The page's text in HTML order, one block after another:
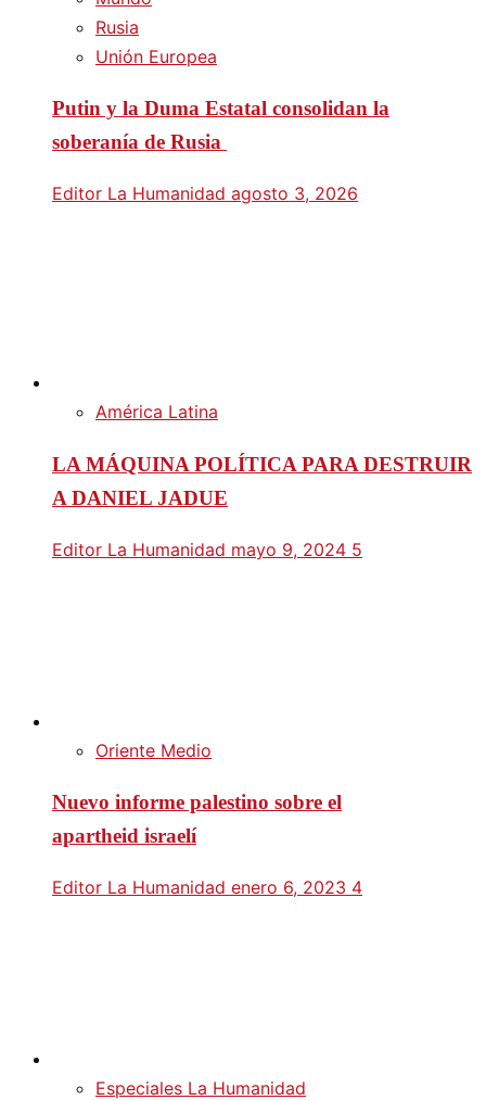
Rusia
Unión Europea
Putin y la Duma Estatal consolidan la
soberanía de Rusia
Editor La Humanidad agosto 3, 2026
América Latina
LA MÁQUINA POLÍTICA PARA DESTRUIR
A DANIEL JADUE
Editor La Humanidad mayo 9, 2024 5
Oriente Medio
Nuevo informe palestino sobre el
apartheid israelí
Editor La Humanidad enero 6, 2023 4
Especiales La Humanidad